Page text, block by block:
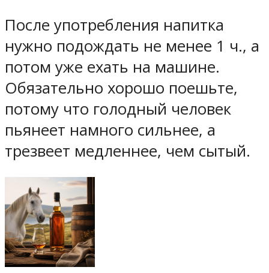
После употребления напитка
нужно подождать не менее 1 ч., а
потом уже ехать на машине.
Обязательно хорошо поешьте,
потому что голодный человек
пьянеет намного сильнее, а
трезвеет медленнее, чем сытый.